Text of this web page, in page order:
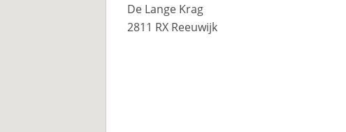
De Lange Krag
2811 RX Reeuwijk